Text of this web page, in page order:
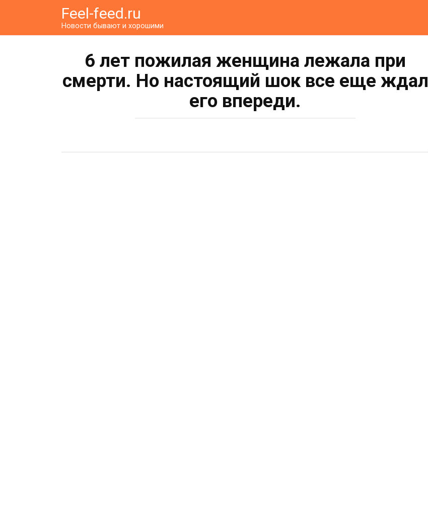
Feel-feed.ru
Новости бывают и хорошими
6 лет пожилая женщина лежала при
смерти. Но настоящий шок все еще ждал
его впереди.